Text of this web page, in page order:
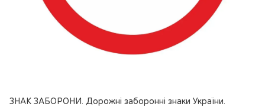
ЗНАК ЗАБОРОНИ. Дорожні заборонні знаки України.